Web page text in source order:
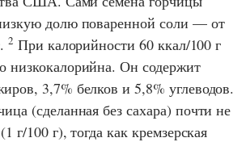
долю поваренной соли — от
2 При калорийности 60 ккал/100 г
низкокалорийна. Он содержит
3,7% белков и 5,8% углеводов.
(сделанная без сахара) почти не
г/100 г), тогда как кремзерская